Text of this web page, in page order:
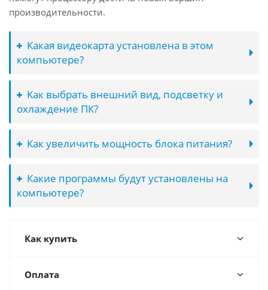
производительности.
Какая видеокарта установлена в этом
компьютере?
Как выбрать внешний вид, подсветку и
охлаждение ПК?
Как увеличить мощность блока питания?
Какие программы будут установлены на
компьютере?
Как купить
Оплата